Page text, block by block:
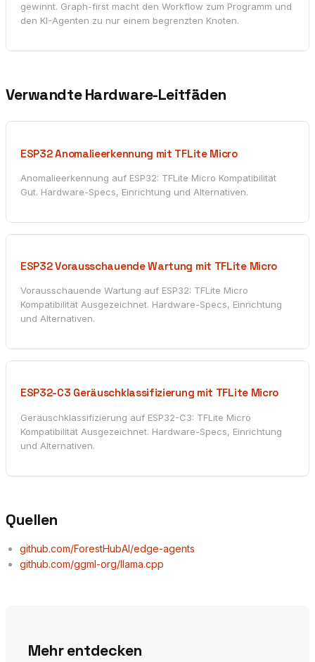
gewinnt. Graph-first macht den Workflow zum Programm und
den KI-Agenten zu nur einem begrenzten Knoten.
Verwandte Hardware-Leitfäden
ESP32 Anomalieerkennung mit TFLite Micro
Anomalieerkennung auf ESP32: TFLite Micro Kompatibilität
Gut. Hardware-Specs, Einrichtung und Alternativen.
ESP32 Vorausschauende Wartung mit TFLite Micro
Vorausschauende Wartung auf ESP32: TFLite Micro
Kompatibilität Ausgezeichnet. Hardware-Specs, Einrichtung
und Alternativen.
ESP32-C3 Geräuschklassifizierung mit TFLite Micro
Geräuschklassifizierung auf ESP32-C3: TFLite Micro
Kompatibilität Ausgezeichnet. Hardware-Specs, Einrichtung
und Alternativen.
Quellen
github.com/ForestHubAI/edge-agents
github.com/ggml-org/llama.cpp
Mehr entdecken